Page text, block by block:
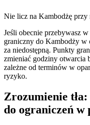
Nie licz na Kambodżę
Jeśli obecnie przebywasz
graniczny do Kambodży w
za niedostępną. Punkty
zmieniać godziny otwarcia
zależne od terminów w
ryzyko.
Zrozumienie
do ograniczeń w